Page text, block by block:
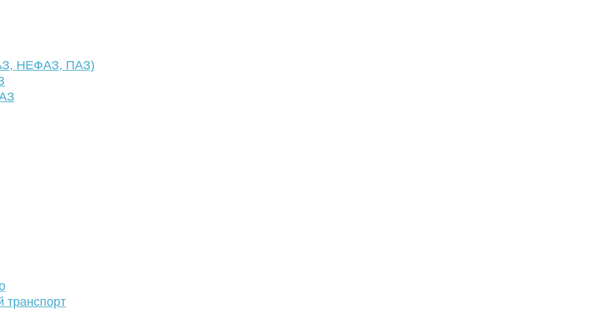
НЕФАЗ, ПАЗ)
транспорт